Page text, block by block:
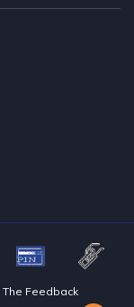
The Feedback